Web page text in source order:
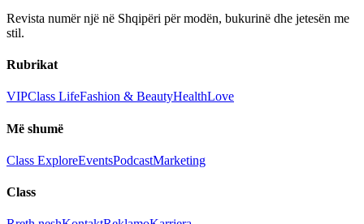
Revista numër një në Shqipëri për modën, bukurinë dhe jetesën me
stil.
Rubrikat
VIPClass LifeFashion & BeautyHealthLove
Më shumë
Class ExploreEventsPodcastMarketing
Class